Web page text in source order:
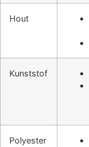
Hout
Kunststof
Polyester